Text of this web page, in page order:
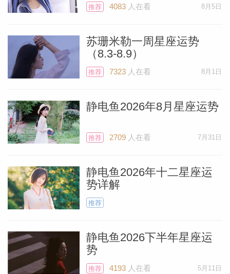
当海王星与土星双双落入双鱼座时，你容易
陷入低落情绪，寻求他人慰藉。你需要警惕
力应对挑战、汲取人生教训并坚守自我——
记住，你本就是一股强大的力量。此刻正是
展现真我本色之时，昂首戴上你的王冠吧。
推荐 4083人在看 8月5日
苏珊米勒一周星座运势
（8.3-8.9）
推荐 7323人在看 8月1日
静电鱼2026年8月星座运势
推荐 2709人在看 7月31日
静电鱼2026年十二星座运
势详解
推荐
静电鱼2026下半年星座运
势
推荐 4193人在看 5月11日